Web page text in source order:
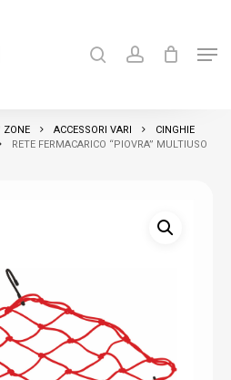
ZONE ACCESSORI VARI
CINGHIE
RETE FERMACARICO “PIOVRA” MULTIUSO
Close